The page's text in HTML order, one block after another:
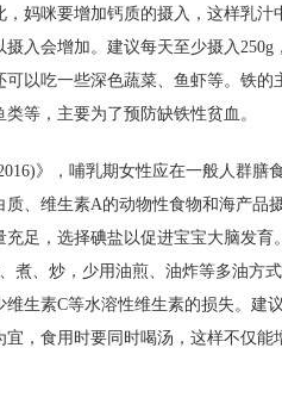
妈咪要增加钙质的摄入，这样乳汁
入会增加。建议每天至少摄入250g
以吃一些深色蔬菜、鱼虾等。铁的
类等，主要为了预防缺铁性贫血 。
》，哺乳期女性应在一般人群膳
质、维生素A的动物性食物和海产品
充足，选择碘盐以促进宝宝大脑发育
煮、炒，少用油煎、油炸等多油方
维生素C等水溶性维生素的损失。建
，食用时要同时喝汤，这样不仅能